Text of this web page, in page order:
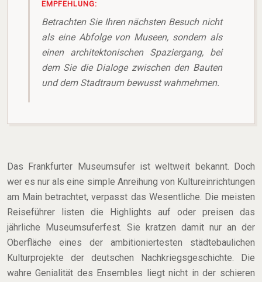
EMPFEHLUNG:
Betrachten Sie Ihren nächsten Besuch nicht
als eine Abfolge von Museen, sondern als
einen architektonischen Spaziergang, bei
dem Sie die Dialoge zwischen den Bauten
und dem Stadtraum bewusst wahrnehmen.
Das Frankfurter Museumsufer ist weltweit bekannt. Doch
wer es nur als eine simple Anreihung von Kultureinrichtungen
am Main betrachtet, verpasst das Wesentliche. Die meisten
Reiseführer listen die Highlights auf oder preisen das
jährliche Museumsuferfest. Sie kratzen damit nur an der
Oberfläche eines der ambitioniertesten städtebaulichen
Kulturprojekte der deutschen Nachkriegsgeschichte. Die
wahre Genialität des Ensembles liegt nicht in der schieren